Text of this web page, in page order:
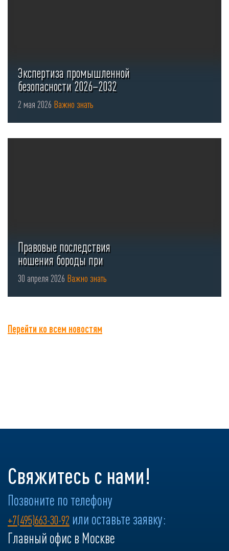
Экспертиза промышленной
безопасности 2026–2032
2 мая 2026 Важно знать
Правовые последствия
ношения бороды при
использовании СИЗ органов
...
30 апреля 2026 Важно знать
Перейти ко всем новостям
Свяжитесь с нами!
Позвоните по телефону
+7(495)663-30-92 или оставьте заявку:
Главный офис в Москве